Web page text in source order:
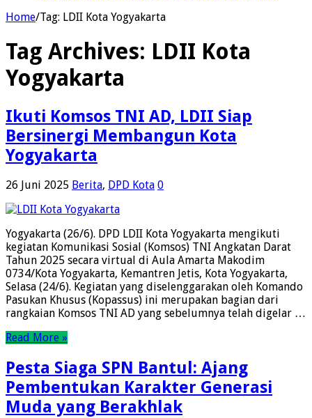
Home/Tag: LDII Kota Yogyakarta
Tag Archives: LDII Kota
Yogyakarta
Ikuti Komsos TNI AD, LDII Siap
Bersinergi Membangun Kota
Yogyakarta
26 Juni 2025 Berita, DPD Kota 0
Yogyakarta (26/6). DPD LDII Kota Yogyakarta mengikuti
kegiatan Komunikasi Sosial (Komsos) TNI Angkatan Darat
Tahun 2025 secara virtual di Aula Amarta Makodim
0734/Kota Yogyakarta, Kemantren Jetis, Kota Yogyakarta,
Selasa (24/6). Kegiatan yang diselenggarakan oleh Komando
Pasukan Khusus (Kopassus) ini merupakan bagian dari
rangkaian Komsos TNI AD yang sebelumnya telah digelar …
Read More »
Pesta Siaga SPN Bantul: Ajang
Pembentukan Karakter Generasi
Muda yang Berakhlak